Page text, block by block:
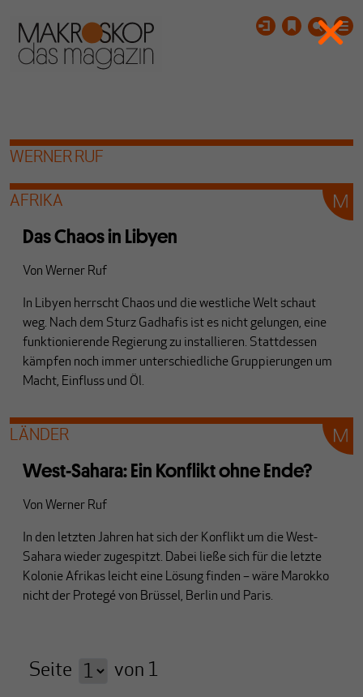
WERNER RUF
AFRIKA
Das Chaos in Libyen
Von Werner Ruf
In Libyen herrscht Chaos und die westliche Welt schaut
weg. Nach dem Sturz Gadhafis ist es nicht gelungen, eine
funktionierende Regierung zu installieren. Stattdessen
kämpfen noch immer unterschiedliche Gruppierungen um
Macht, Einfluss und Öl.
LÄNDER
West-Sahara: Ein Konflikt ohne Ende?
Von Werner Ruf
In den letzten Jahren hat sich der Konflikt um die West-
Sahara wieder zugespitzt. Dabei ließe sich für die letzte
Kolonie Afrikas leicht eine Lösung finden – wäre Marokko
nicht der Protegé von Brüssel, Berlin und Paris.
Seite von 1